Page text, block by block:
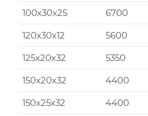
100x30x25
6700
120x30x12
5600
125x20x32
5350
150x20x32
4400
150x25x32
4400